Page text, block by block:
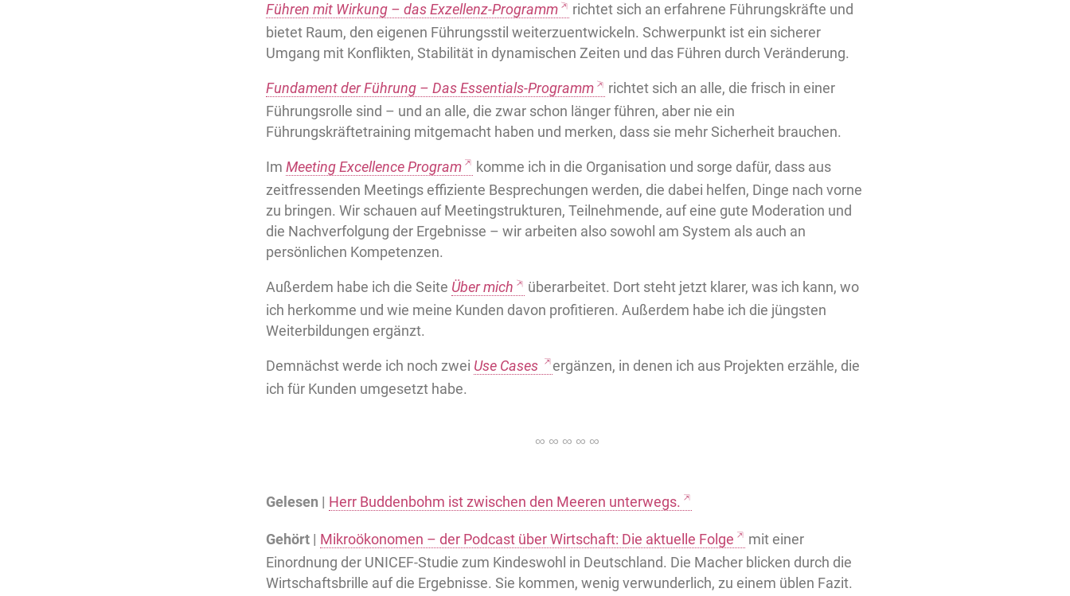
Führen mit Wirkung – das Exzellenz-Programm
richtet sich an erfahrene Führungskräfte und
bietet Raum, den eigenen Führungsstil weiterzuentwickeln. Schwerpunkt ist ein sicherer
Umgang mit Konflikten, Stabilität in dynamischen Zeiten und das Führen durch Veränderung.
Fundament der Führung – Das Essentials-Programm
richtet sich an alle, die frisch in einer
Führungsrolle sind – und an alle, die zwar schon länger führen, aber nie ein
Führungskräftetraining mitgemacht haben und merken, dass sie mehr Sicherheit brauchen.
Im Meeting Excellence Program
komme ich in die Organisation und sorge dafür, dass aus
zeitfressenden Meetings effiziente Besprechungen werden, die dabei helfen, Dinge nach vorne
zu bringen. Wir schauen auf Meetingstrukturen, Teilnehmende, auf eine gute Moderation und
die Nachverfolgung der Ergebnisse – wir arbeiten also sowohl am System als auch an
persönlichen Kompetenzen.
Außerdem habe ich die Seite Über mich
überarbeitet. Dort steht jetzt klarer, was ich kann, wo
ich herkomme und wie meine Kunden davon profitieren. Außerdem habe ich die jüngsten
Weiterbildungen ergänzt.
Demnächst werde ich noch zwei Use Cases
ergänzen, in denen ich aus Projekten erzähle, die
ich für Kunden umgesetzt habe.
Gelesen | Herr Buddenbohm ist zwischen den Meeren unterwegs.
Gehört | Mikroökonomen – der Podcast über Wirtschaft: Die aktuelle Folge
mit einer
Einordnung der UNICEF-Studie zum Kindeswohl in Deutschland. Die Macher blicken durch die
Wirtschaftsbrille auf die Ergebnisse. Sie kommen, wenig verwunderlich, zu einem üblen Fazit.